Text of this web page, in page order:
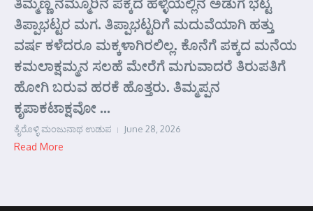
ತಿಪ್ಪಾಭಟ್ಟರ ಮಗ. ತಿಪ್ಪಾಭಟ್ಟರಿಗೆ ಮದುವೆಯಾಗಿ ಹತ್ತು
ವರ್ಷ ಕಳೆದರೂ ಮಕ್ಕಳಾಗಿರಲಿಲ್ಲ. ಕೊನೆಗೆ ಪಕ್ಕದ ಮನೆಯ
ಕಮಲಾಕ್ಷಮ್ಮನ ಸಲಹೆ ಮೇರೆಗೆ ಮಗುವಾದರೆ ತಿರುಪತಿಗೆ
ಹೋಗಿ ಬರುವ ಹರಕೆ ಹೊತ್ತರು. ತಿಮ್ಮಪ್ಪನ
ಕೃಪಾಕಟಾಕ್ಷವೋ ...
ತೈರೊಳ್ಳಿ ಮಂಜುನಾಥ ಉಡುಪ June 28, 2026
Read More